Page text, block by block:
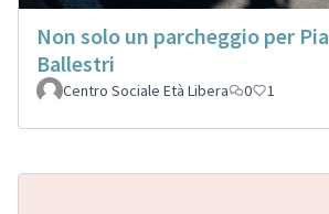
Non solo un parcheggio per
Ballestri
Centro Sociale Età Libera 0 1